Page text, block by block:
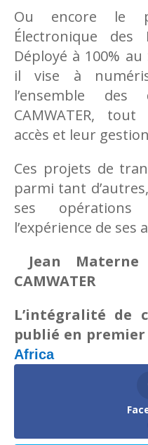
Ou encore le
Électronique des
Déployé à 100%
il vise à
l’ensemble
CAMWATER,
accès et leur
Ces projets de
parmi tant
ses
l’expérience de ses
Jean Materne
CAMWATER
L’intégralité
publié en
Africa